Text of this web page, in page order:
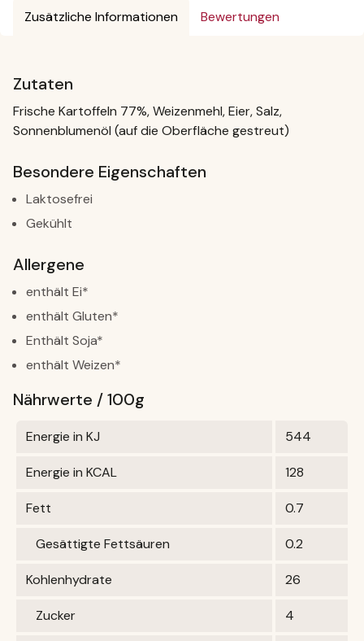
Zusätzliche Informationen Bewertungen
Zutaten
Frische Kartoffeln 77%, Weizenmehl, Eier, Salz,
Sonnenblumenöl (auf die Oberfläche gestreut)
Besondere Eigenschaften
Laktosefrei
Gekühlt
Allergene
enthält Ei*
enthält Gluten*
Enthält Soja*
enthält Weizen*
Nährwerte / 100g
Energie in KJ 544
Energie in KCAL 128
Fett 0.7
Gesättigte Fettsäuren 0.2
Kohlenhydrate 26
Zucker 4